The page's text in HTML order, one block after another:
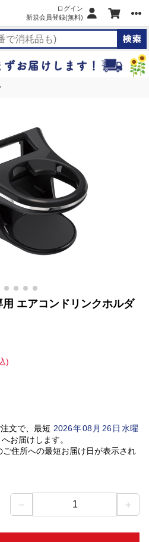
ログイン
新規会員登録(無料)
エアコンドリンクホルダ
)
文で、最短 2026年08 月 26日水曜
へお届けします。
ご住所への最短お届け日が表示され
－ 1 ＋